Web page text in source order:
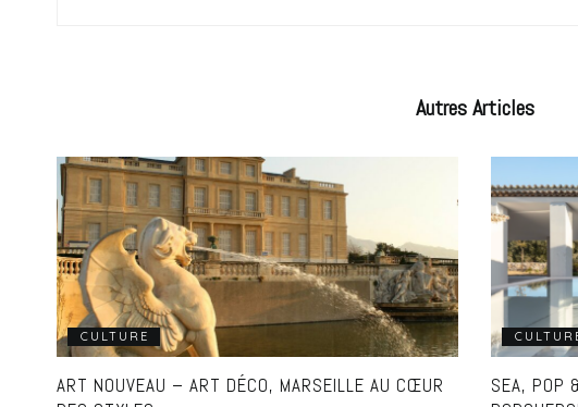
AutresArticles
CULTURE
ART NOUVEAU – ART DÉCO, MARSEILLE AU CŒUR
SEA, POP